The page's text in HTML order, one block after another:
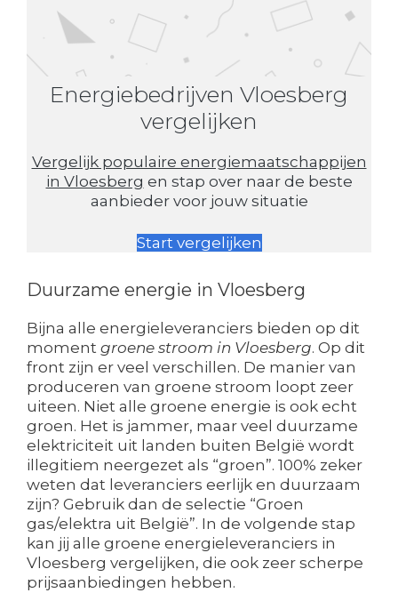
Energiebedrijven Vloesberg
vergelijken
Vergelijk populaire energiemaatschappijen
in Vloesberg en stap over naar de beste
aanbieder voor jouw situatie
Start vergelijken
Duurzame energie in Vloesberg
Bijna alle energieleveranciers bieden op dit
moment groene stroom in Vloesberg. Op dit
front zijn er veel verschillen. De manier van
produceren van groene stroom loopt zeer
uiteen. Niet alle groene energie is ook echt
groen. Het is jammer, maar veel duurzame
elektriciteit uit landen buiten België wordt
illegitiem neergezet als “groen”. 100% zeker
weten dat leveranciers eerlijk en duurzaam
zijn? Gebruik dan de selectie “Groen
gas/elektra uit België”. In de volgende stap
kan jij alle groene energieleveranciers in
Vloesberg vergelijken, die ook zeer scherpe
prijsaanbiedingen hebben.